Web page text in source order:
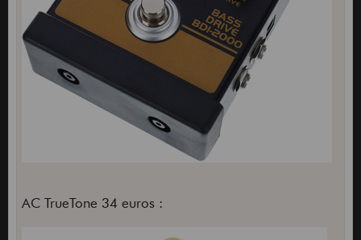
AC TrueTone 34 euros :